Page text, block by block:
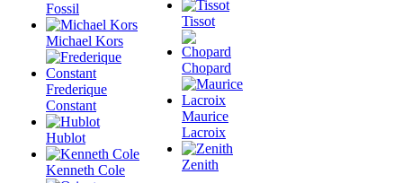
Fossil
Michael Kors
Frederique
Constant
Hublot
Kenneth Cole
Tissot
Chopard
Maurice
Lacroix
Zenith